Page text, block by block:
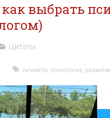
выбрать
Цитаты
личность, психология, развитие